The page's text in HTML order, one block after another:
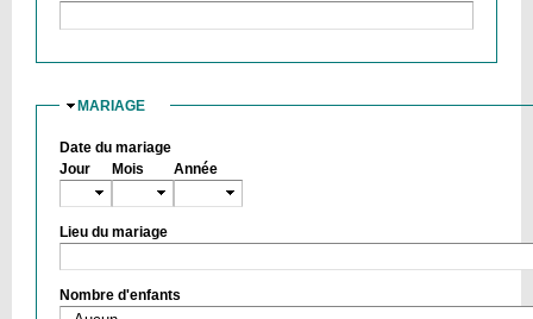
MASQUER
MARIAGE
Date du mariage
Jour
Mois Année
Lieu du mariage
Nombre d'enfants